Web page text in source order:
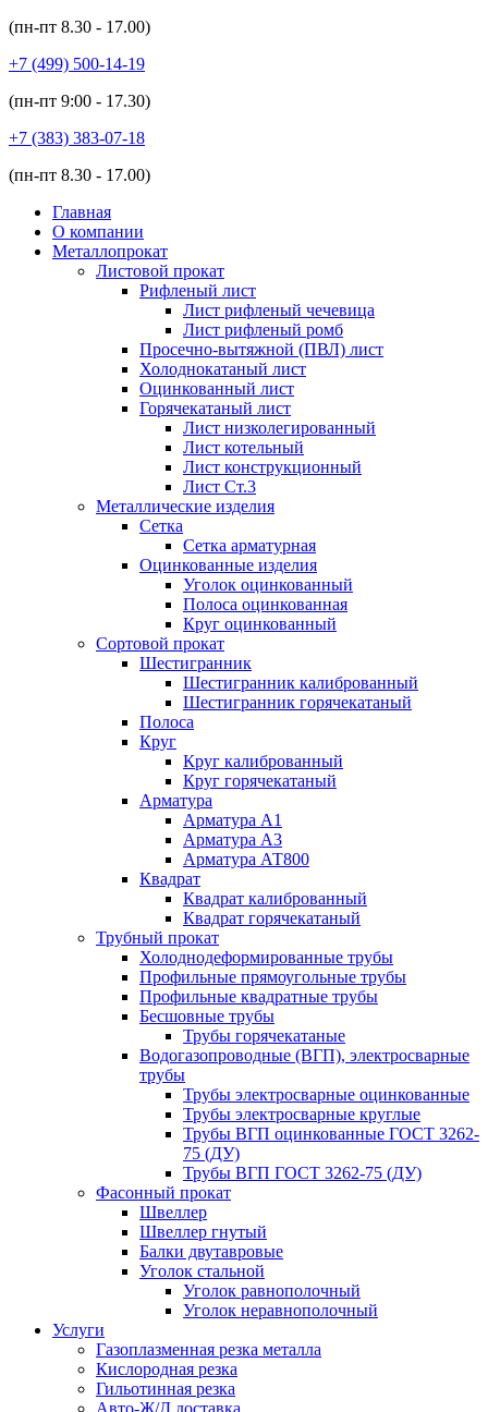
(пн-пт 8.30 - 17.00)
+7 (499) 500-14-19
(пн-пт 9:00 - 17.30)
+7 (383) 383-07-18
(пн-пт 8.30 - 17.00)
Главная
О компании
Металлопрокат
Листовой прокат
Рифленый лист
Лист рифленый чечевица
Лист рифленый ромб
Просечно-вытяжной (ПВЛ) лист
Холоднокатаный лист
Оцинкованный лист
Горячекатаный лист
Лист низколегированный
Лист котельный
Лист конструкционный
Лист Ст.3
Металлические изделия
Сетка
Сетка арматурная
Оцинкованные изделия
Уголок оцинкованный
Полоса оцинкованная
Круг оцинкованный
Сортовой прокат
Шестигранник
Шестигранник калиброванный
Шестигранник горячекатаный
Полоса
Круг
Круг калиброванный
Круг горячекатаный
Арматура
Арматура А1
Арматура А3
Арматура АТ800
Квадрат
Квадрат калиброванный
Квадрат горячекатаный
Трубный прокат
Холоднодеформированные трубы
Профильные прямоугольные трубы
Профильные квадратные трубы
Бесшовные трубы
Трубы горячекатаные
Водогазопроводные (ВГП), электросварные
трубы
Трубы электросварные оцинкованные
Трубы электросварные круглые
Трубы ВГП оцинкованные ГОСТ 3262-
75 (ДУ)
Трубы ВГП ГОСТ 3262-75 (ДУ)
Фасонный прокат
Швеллер
Швеллер гнутый
Балки двутавровые
Уголок стальной
Уголок равнополочный
Уголок неравнополочный
Услуги
Газоплазменная резка металла
Кислородная резка
Гильотинная резка
Авто-Ж/Д доставка